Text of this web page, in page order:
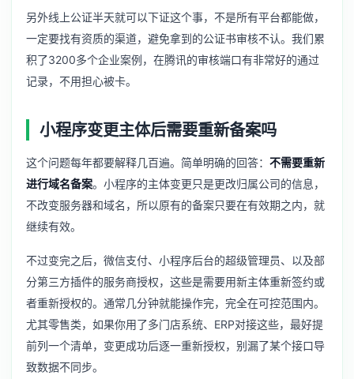
另外线上公证半天就可以下证这个事，不是所有平台都能做，
一定要找有资质的渠道，避免拿到的公证书审核不认。我们累
积了3200多个企业案例，在腾讯的审核端口有非常好的通过
记录，不用担心被卡。
小程序变更主体后需要重新备案吗
这个问题每年都要解释几百遍。简单明确的回答： 不需要重新
进行域名备案。小程序的主体变更只是更改归属公司的信息，
不改变服务器和域名，所以原有的备案只要在有效期之内，就
继续有效。
不过变完之后，微信支付、小程序后台的超级管理员、以及部
分第三方插件的服务商授权，这些是需要用新主体重新签约或
者重新授权的。通常几分钟就能操作完，完全在可控范围内。
尤其零售类，如果你用了多门店系统、ERP对接这些，最好提
前列一个清单，变更成功后逐一重新授权，别漏了某个接口导
致数据不同步。